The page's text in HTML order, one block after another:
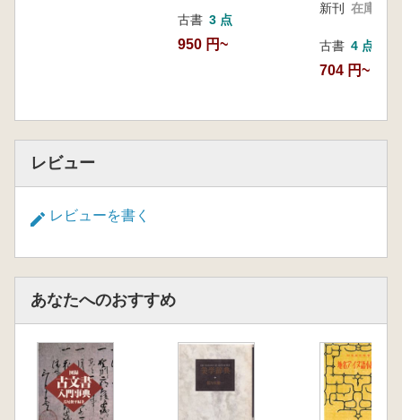
古書 3 点
950 円~
新刊 在庫なし
古書 4 点
704 円~
レビュー
レビューを書く
あなたへのおすすめ